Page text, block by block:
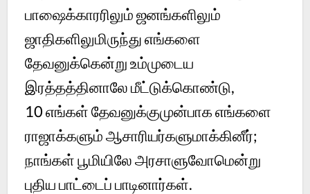
பாஷைக்காரரிலும் ஜனங்களிலும்
ஜாதிகளிலுமிருந்து எங்களை
தேவனுக்கென்று உம்முடைய
இரத்தத்தினாலே மீட்டுக்கொண்டு,
10எங்கள் தேவனுக்குமுன்பாக எங்களை
ராஜாக்களும் ஆசாரியர்களுமாக்கினீர்;
நாங்கள் பூமியிலே அரசாளுவோமென்று
புதிய பாட்டைப் பாடினார்கள்.